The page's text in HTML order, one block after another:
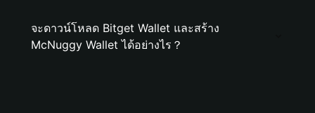
จะดาวน์โหลด Bitget Wallet และสร้าง
McNuggy Wallet ได้อย่างไร？